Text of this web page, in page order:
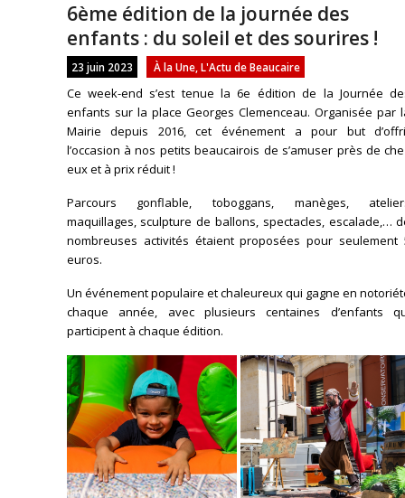
6ème édition de la journée des
enfants : du soleil et des sourires !
23 juin 2023 À la Une, L'Actu de Beaucaire
Ce week-end s’est tenue la 6e édition de la Journée
enfants sur la place Georges Clemenceau. Organisée par
Mairie depuis 2016, cet événement a pour but
l’occasion à nos petits beaucairois de s’amuser près de
eux et à prix réduit !
Parcours gonflable, toboggans, manèges,
maquillages, sculpture de ballons, spectacles, escalade,…
nombreuses activités étaient proposées pour seulement
euros.
Un événement populaire et chaleureux qui gagne en
chaque année, avec plusieurs centaines d’enfants
participent à chaque édition.